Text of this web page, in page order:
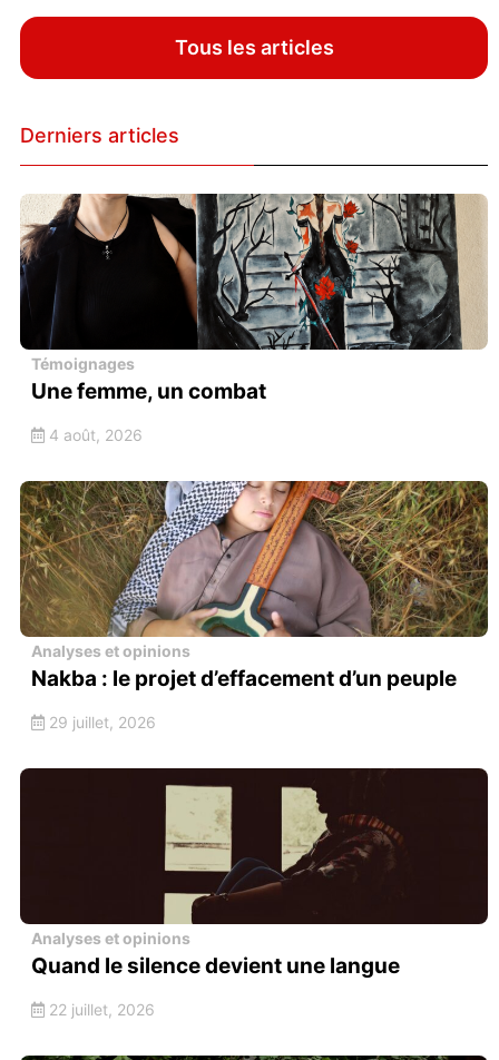
Tous les articles
Derniers articles
Témoignages
Une femme, un combat
4 août, 2026
Analyses et opinions
Nakba : le projet d’effacement d’un peuple
29 juillet, 2026
Analyses et opinions
Quand le silence devient une langue
22 juillet, 2026